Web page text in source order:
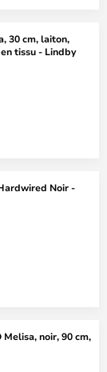
30 cm, laiton,
tissu - Lindby
Noir -
noir, 90 cm,